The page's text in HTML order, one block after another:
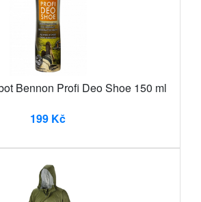
Bennon Profi Deo Shoe 150 ml
199 Kč